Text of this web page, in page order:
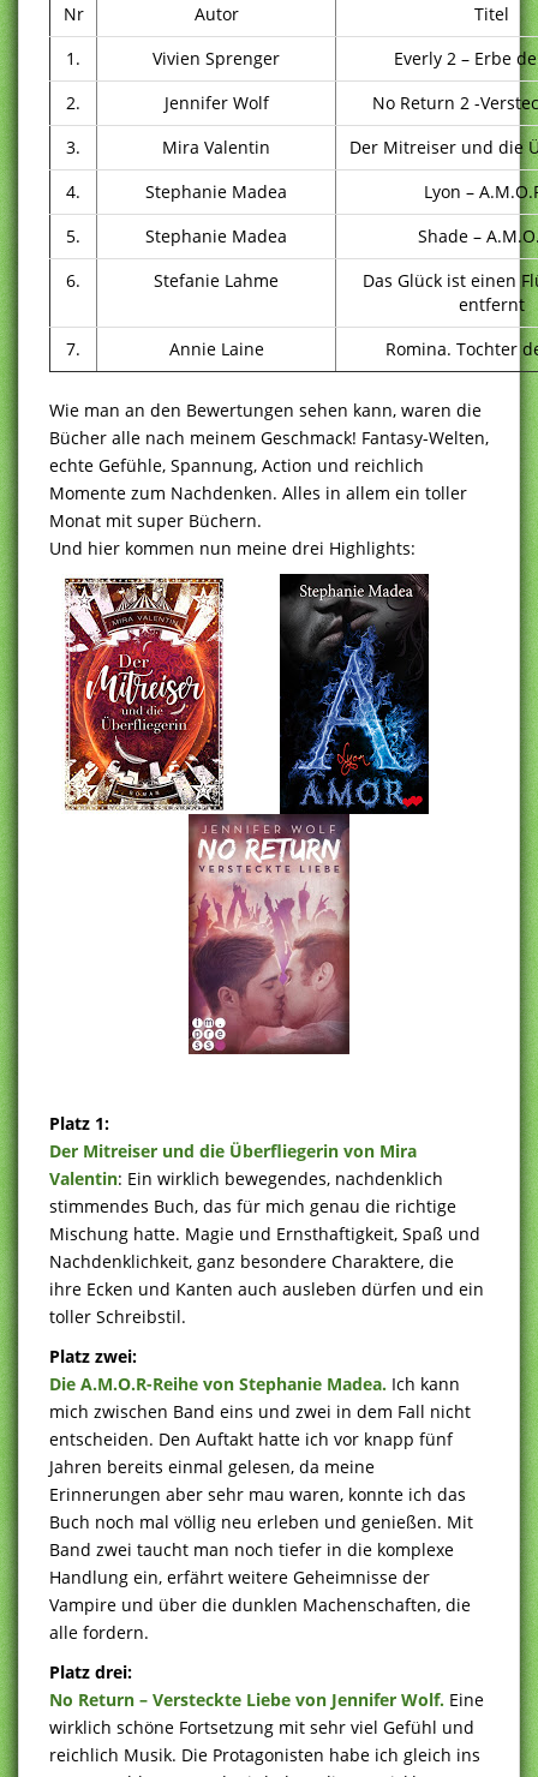
Nr Autor
Titel
1.
Vivien Sprenger
Everly 2 – Erbe
2.
Jennifer Wolf
No Return 2 -
3.
Mira Valentin
Der Mitreiser und die
4.
Stephanie Madea
Lyon –
5.
Stephanie Madea
Shade –
6.
Stefanie Lahme
Das Glück ist einen
entfernt
7.
Annie Laine Romina. Tochter
Wie man an den Bewertungen sehen kann, waren die
Bücher alle nach meinem Geschmack! Fantasy-Welten,
echte Gefühle, Spannung, Action und reichlich
Momente zum Nachdenken. Alles in allem ein toller
Monat mit super Büchern.
Und hier kommen nun meine drei Highlights:
Platz 1:
Der Mitreiser und die Überfliegerin von Mira
Valentin: Ein wirklich bewegendes, nachdenklich
stimmendes Buch, das für mich genau die richtige
Mischung hatte. Magie und Ernsthaftigkeit, Spaß und
Nachdenklichkeit, ganz besondere Charaktere, die
ihre Ecken und Kanten auch ausleben dürfen und ein
toller Schreibstil.
Platz zwei:
Die A.M.O.R-Reihe von Stephanie Madea. Ich kann
mich zwischen Band eins und zwei in dem Fall nicht
entscheiden. Den Auftakt hatte ich vor knapp fünf
Jahren bereits einmal gelesen, da meine
Erinnerungen aber sehr mau waren, konnte ich das
Buch noch mal völlig neu erleben und genießen. Mit
Band zwei taucht man noch tiefer in die komplexe
Handlung ein, erfährt weitere Geheimnisse der
Vampire und über die dunklen Machenschaften, die
alle fordern.
Platz drei:
No Return – Versteckte Liebe von Jennifer Wolf. Eine
wirklich schöne Fortsetzung mit sehr viel Gefühl und
reichlich Musik. Die Protagonisten habe ich gleich ins